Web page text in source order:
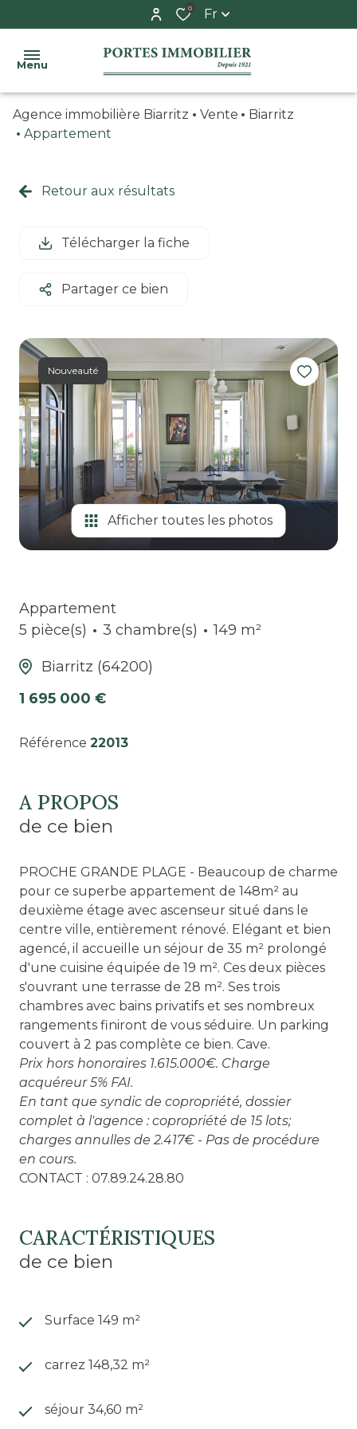
0 Fr
Menu
ACCUEIL
parking
LE
copropriétaire
utiles
CONTACT
Agence immobilière Biarritz Vente
Biarritz
Appartement
Retour aux résultats
Télécharger la fiche
Partager ce bien
Nouveauté
Afficher toutes les photos
Appartement
5 pièce(s)
3 chambre(s) 149 m²
Biarritz (64200)
1 695 000 €
Référence 22013
A PROPOS
de ce bien
PROCHE GRANDE PLAGE - Beaucoup de charme
pour ce superbe appartement de 148m² au
deuxième étage avec ascenseur situé dans le
centre ville, entièrement rénové. Elégant et bien
agencé, il accueille un séjour de 35 m² prolongé
d'une cuisine équipée de 19 m². Ces deux pièces
s'ouvrant une terrasse de 28 m². Ses trois
chambres avec bains privatifs et ses nombreux
rangements finiront de vous séduire. Un parking
couvert à 2 pas complète ce bien. Cave.
Prix hors honoraires 1.615.000€. Charge
acquéreur 5% FAI.
En tant que syndic de copropriété, dossier
complet à l'agence : copropriété de 15 lots;
charges annulles de 2.417€ - Pas de procédure
en cours.
CONTACT : 07.89.24.28.80
CARACTÉRISTIQUES
de ce bien
Surface 149 m²
carrez 148,32 m²
séjour 34,60 m²